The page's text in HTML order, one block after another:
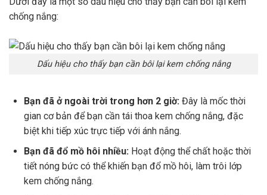
chống nắng:
Dấu hiệu cho thấy bạn cần bôi lại kem chống nắng
Bạn đã ở ngoài trời trong hơn 2 giờ: Đây là mốc thời
gian cơ bản để bạn cần tái thoa kem chống nắng, đặc
biệt khi tiếp xúc trực tiếp với ánh nắng.
Bạn đã đổ mồ hôi nhiều: Hoạt động thể chất hoặc thời
tiết nóng bức có thể khiến bạn đổ mồ hôi, làm trôi lớp
kem chống nắng.